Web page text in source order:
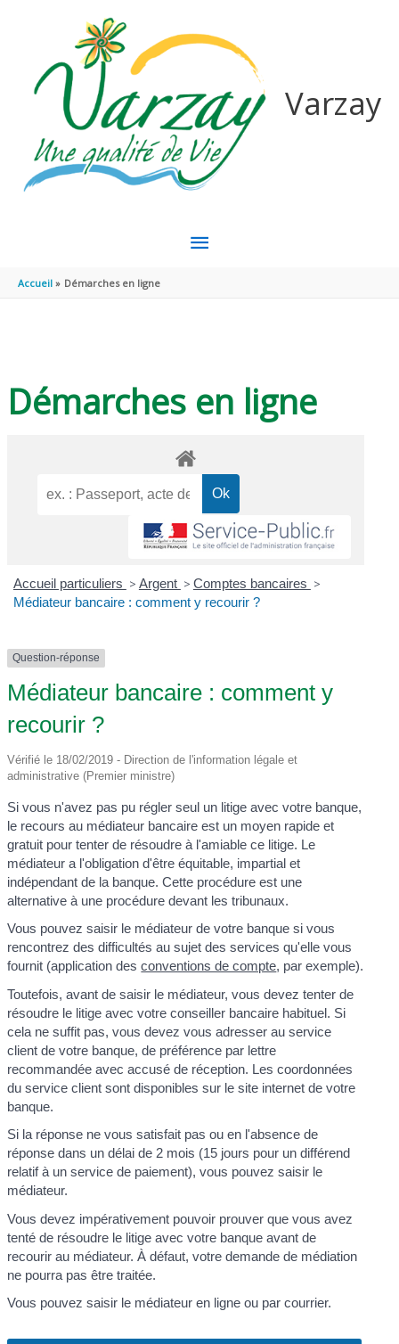
Varzay
MENU
Accueil Démarches en ligne
Démarches en ligne
Accueil particuliers > Argent > Comptes bancaires >
Médiateur bancaire : comment y recourir ?
Question-réponse
Médiateur bancaire : comment y
recourir ?
Vérifié le 18/02/2019 - Direction de l'information légale et
administrative (Premier ministre)
Si vous n'avez pas pu régler seul un litige avec votre banque,
le recours au médiateur bancaire est un moyen rapide et
gratuit pour tenter de résoudre à l'amiable ce litige. Le
médiateur a l'obligation d'être équitable, impartial et
indépendant de la banque. Cette procédure est une
alternative à une procédure devant les tribunaux.
Vous pouvez saisir le médiateur de votre banque si vous
rencontrez des difficultés au sujet des services qu'elle vous
fournit (application desconventions de compte, par exemple).
Toutefois, avant de saisir le médiateur, vous devez tenter de
résoudre le litige avec votre conseiller bancaire habituel. Si
cela ne suffit pas, vous devez vous adresser au service
client de votre banque, de préférence par lettre
recommandée avec accusé de réception. Les coordonnées
du service client sont disponibles sur le site internet de votre
banque.
Si la réponse ne vous satisfait pas ou en l'absence de
réponse dans un délai de 2 mois (15 jours pour un différend
relatif à un service de paiement), vous pouvez saisir le
médiateur.
Vous devez impérativement pouvoir prouver que vous avez
tenté de résoudre le litige avec votre banque avant de
recourir au médiateur. À défaut, votre demande de médiation
ne pourra pas être traitée.
Vous pouvez saisir le médiateur en ligne ou par courrier.